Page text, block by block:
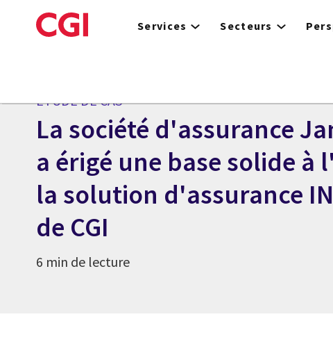
to
Services Secteurs
ÉTUDE DE CAS
La société d'assurance
a érigé une base solide à
la solution d'assurance
de CGI
6 min de lecture